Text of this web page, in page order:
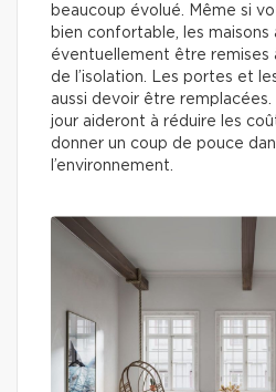
beaucoup évolué. Même si
bien confortable, les
éventuellement être remises
de l’isolation. Les portes et
aussi devoir être remplacées.
jour aideront à réduire les
donner un coup de pouce
l’environnement.